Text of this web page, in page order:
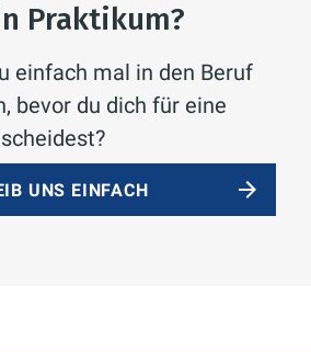
Praktikum?
einfach mal in den Beruf
bevor du dich für eine
UNS EINFACH